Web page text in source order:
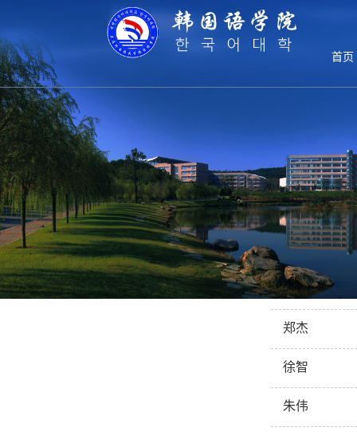
首页
师资队伍
师资队伍
师资队伍
胡翠月
李玉华
权赫哲
李桂瑶
郑杰
徐智
朱伟